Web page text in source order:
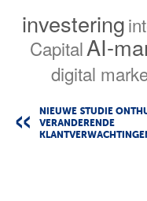
investering
CapitalAI-
digital
NIEUWE STUDIE
VERANDERENDE